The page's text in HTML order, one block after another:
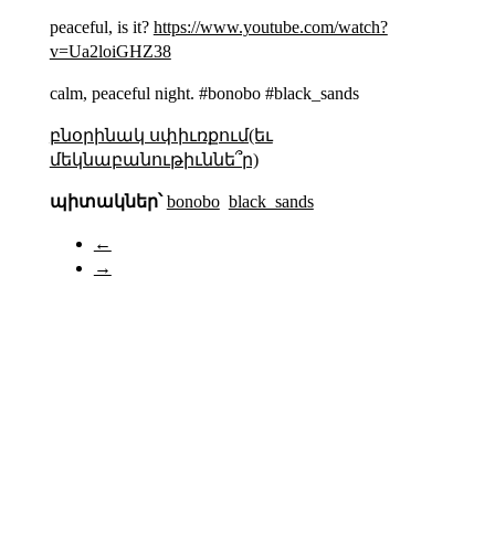
peaceful, is it? https://www.youtube.com/watch?
v=Ua2loiGHZ38
calm, peaceful night. #bonobo #black_sands
բնօրինակ սփիւռքում(եւ
մեկնաբանութիւննե՞ր)
պիտակներ՝ bonobo black_sands
←
→